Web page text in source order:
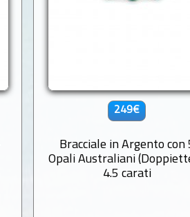
249€
Bracciale in Argento con
Opali Australiani
4.5 carati